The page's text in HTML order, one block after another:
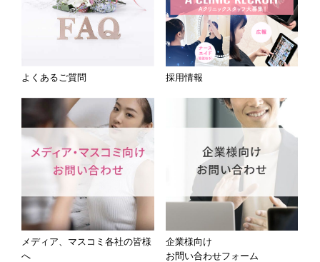
よくあるご質問 採用情報
メディア、マスコミ各社の皆様
へ
企業様向け
お問い合わせフォーム